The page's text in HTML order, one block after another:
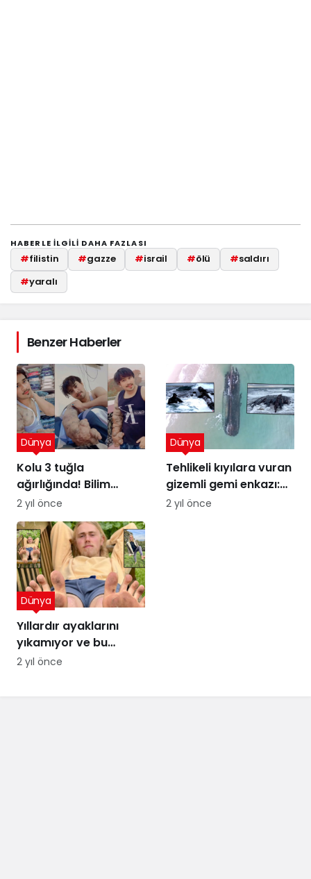
HABERLE ILGILI DAHA FAZLASI
#filistin #gazze #israil #ölü #saldırı
#yaralı
Benzer Haberler
Kolu 3 tuğla
ağırlığında! Bilim
insanları şaşkın
Dünya
2 yıl önce
Tehlikeli kıyılara vuran
gizemli gemi enkazı:
Kumdaki Hayalet
Dünya
2 yıl önce
Yıllardır ayaklarını
yıkamıyor ve bu
sayede para
Dünya
2 yıl önce